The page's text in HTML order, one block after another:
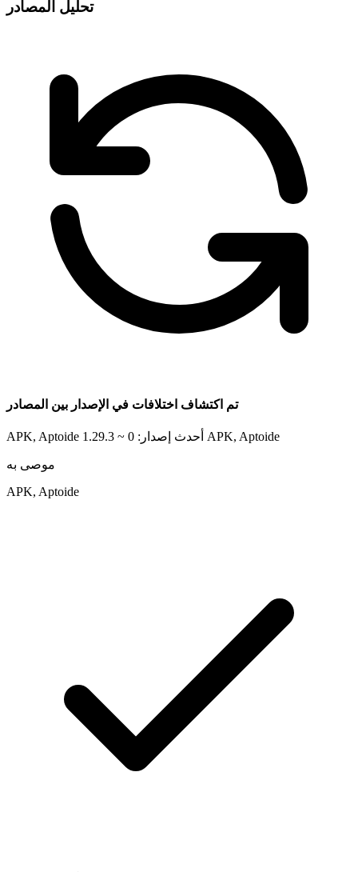
تحليل المصادر
تم اكتشاف اختلافات في الإصدار بين المصادر
APK, Aptoide أحدث إصدار: 0 ~ 1.29.3 APK, Aptoide
موصى به
APK, Aptoide